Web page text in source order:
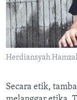
Herdiansyah
Secara etik,